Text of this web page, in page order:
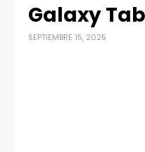
Galaxy Tab
SEPTIEMBRE 15, 2025